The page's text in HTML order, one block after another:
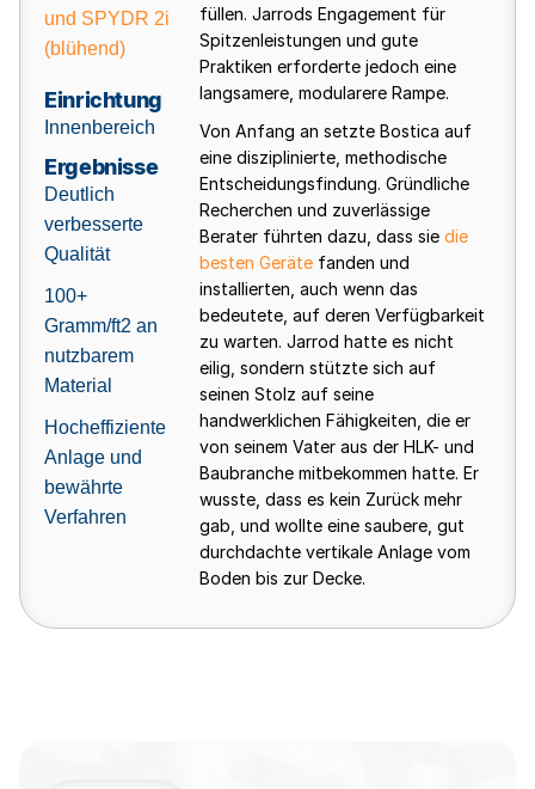
und SPYDR 2i
(blühend)
Einrichtung
Innenbereich
Ergebnisse
Deutlich
verbesserte
Qualität
100+
Gramm/ft2 an
nutzbarem
Material
Hocheffiziente
Anlage und
bewährte
Verfahren
füllen. Jarrods Engagement für
Spitzenleistungen und gute
Praktiken erforderte jedoch eine
langsamere, modularere Rampe.
Von Anfang an setzte Bostica auf
eine disziplinierte, methodische
Entscheidungsfindung. Gründliche
Recherchen und zuverlässige
Berater führten dazu, dass siedie
besten Geräte fanden und
installierten, auch wenn das
bedeutete, auf deren Verfügbarkeit
zu warten. Jarrod hatte es nicht
eilig, sondern stützte sich auf
seinen Stolz auf seine
handwerklichen Fähigkeiten, die er
von seinem Vater aus der HLK- und
Baubranche mitbekommen hatte. Er
wusste, dass es kein Zurück mehr
gab, und wollte eine saubere, gut
durchdachte vertikale Anlage vom
Boden bis zur Decke.